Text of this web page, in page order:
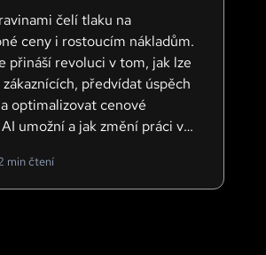
čelí tlaku na
ceny i rostoucím nákladům.
přináší revoluci v tom, jak lze
předvídat úspěch
optimalizovat cenové
umožní a jak změní práci v
min čtení